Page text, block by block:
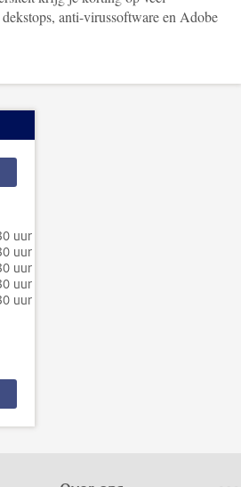
anti-virussoftware en Adobe
uur
uur
uur
uur
uur